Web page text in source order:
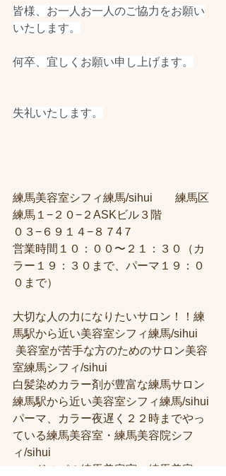
皆様、お一人お一人のご協力をお願い
いたします。
何卒、宜しくお願い申し上げます。
失礼いたします。
練馬美容室シフィ練馬/sihui　　練馬区
練馬１−２０−２ASKビル３階
０３−６９１４−８７4７
営業時間１０：００〜２１：３０（カ
ラー１９：３０まで、パーマ１９：０
０まで）
大切な人の力になりたいサロン！！練
馬駅から近い美容室シフィ練馬/sihui
室練馬シフィ/sihui
白髪染めカラー剤が豊富な練馬サロン
練馬駅から近い美容室シフィ練馬/sihui
パーマ、カラー夜遅く２２時までやっ
ている練馬美容室・練馬美容院シフ
ィ/sihui
ヘッドスパの練馬美容室・練馬美容